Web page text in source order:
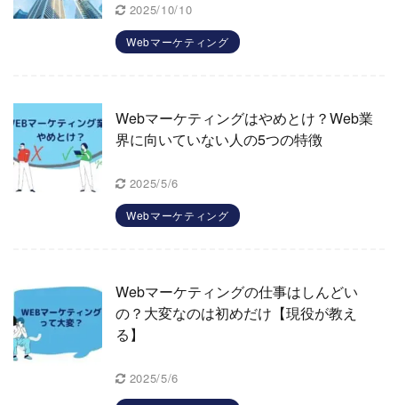
2025/10/10
Webマーケティング
Webマーケティングはやめとけ？Web業
界に向いていない人の5つの特徴
2025/5/6
Webマーケティング
Webマーケティングの仕事はしんどい
の？大変なのは初めだけ【現役が教え
る】
2025/5/6